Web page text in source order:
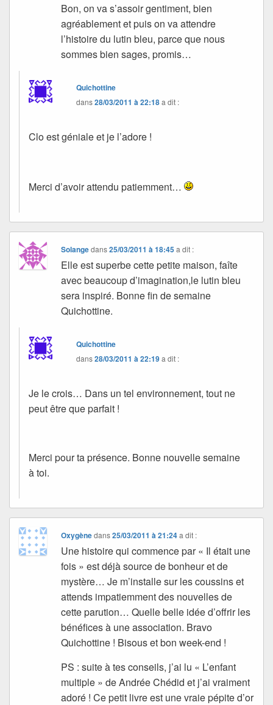
Bon, on va s’assoir gentiment, bien
agréablement et puis on va attendre
l’histoire du lutin bleu, parce que nous
sommes bien sages, promis…
Quichottine
dans28/03/2011 à 22:18a dit :
Clo est géniale et je l’adore !
Merci d’avoir attendu patiemment…
Solangedans25/03/2011 à 18:45 a dit :
Elle est superbe cette petite maison, faîte
avec beaucoup d’imagination,le lutin bleu
sera inspiré. Bonne fin de semaine
Quichottine.
Quichottine
dans28/03/2011 à 22:19a dit :
Je le crois… Dans un tel environnement, tout ne
peut être que parfait !
Merci pour ta présence. Bonne nouvelle semaine
à toi.
Oxygènedans25/03/2011 à 21:24 a dit :
Une histoire qui commence par « Il était une
fois » est déjà source de bonheur et de
mystère… Je m’installe sur les coussins et
attends impatiemment des nouvelles de
cette parution… Quelle belle idée d’offrir les
bénéfices à une association. Bravo
Quichottine ! Bisous et bon week-end !
PS : suite à tes conseils, j’ai lu « L’enfant
multiple » de Andrée Chédid et j’ai vraiment
adoré ! Ce petit livre est une vraie pépite d’or